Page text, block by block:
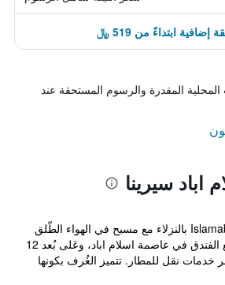
المقدرة والرسوم المستحقة عند
سيرينا
يُرحب فندق Islamabad Serena بالنزلاء مع مسبح في الهواء الطّلق
وعلاجات سبا مريحة. ويقع الفندق في عاصمة اسلام اباد، وعَلى بُعد 12
خدمات نقل للمطار. تتميز الغُرف بكونها